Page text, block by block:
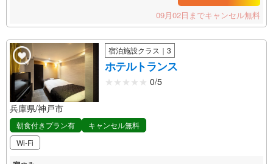
09月02日までキャンセル無料
宿泊施設クラス｜3
ホテルトランス
0/5
兵庫県/神戸市
朝食付きプラン有
キャンセル無料
Wi-Fi